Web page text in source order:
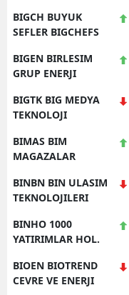
BIGCH BUYUK
SEFLER BIGCHEFS
BIGEN BIRLESIM
GRUP ENERJI
BIGTK BIG MEDYA
TEKNOLOJI
BIMAS BIM
MAGAZALAR
BINBN BIN ULASIM
TEKNOLOJILERI
BINHO 1000
YATIRIMLAR HOL.
BIOEN BIOTREND
CEVRE VE ENERJI